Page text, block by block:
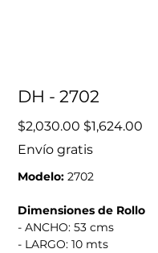
DH - 2702
Precio
original
$2,030.00 Precio
de
$1,624.00
Envío gratis
Modelo: 2702
Dimensiones de Rollo
- ANCHO: 53 cms
- LARGO: 10 mts